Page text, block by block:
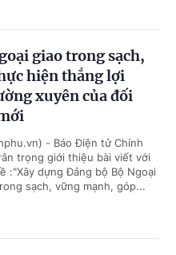
giao trong sạch,
hiện thắng lợi
xuyên của đối
- Báo Điện tử Chính
trọng giới thiệu bài viết với
:"Xây dựng Đảng bộ Bộ Ngoại
sạch, vững mạnh, góp...